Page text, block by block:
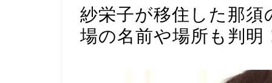
紗栄子が移住した那
場の名前や場所も判明